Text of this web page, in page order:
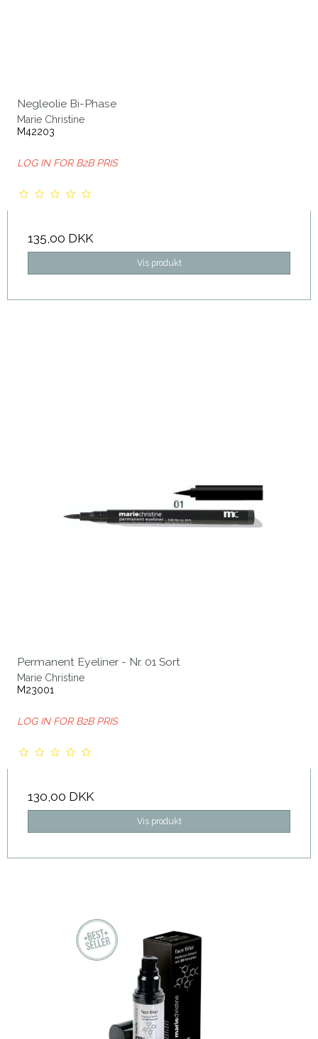
Negleolie Bi-Phase
Marie Christine
M42203
LOG IN FOR B2B PRIS
135,00 DKK
Vis produkt
Permanent Eyeliner - Nr. 01 Sort
Marie Christine
M23001
LOG IN FOR B2B PRIS
130,00 DKK
Vis produkt